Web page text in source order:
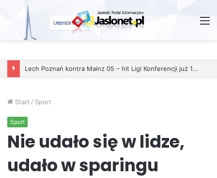
Lech Poznań kontra Mainz 05 – hit Ligi Konferencji już 11 grudnia
Start / Sport
Sport
Nie udało się w lidze,
udało w sparingu